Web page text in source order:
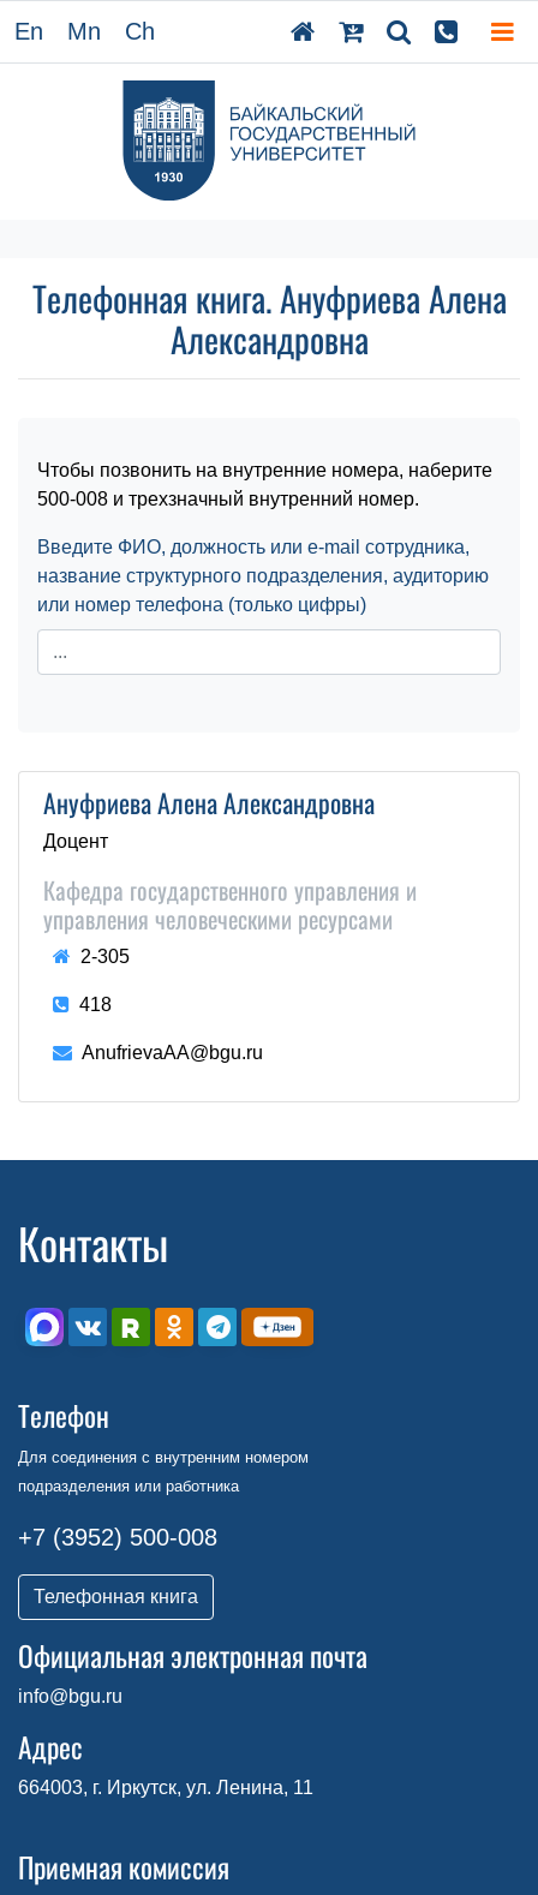
En Mn Ch
Телефонная книга. Ануфриева Алена
Александровна
Чтобы позвонить на внутренние номера, наберите
500-008 и трехзначный внутренний номер.
Введите ФИО, должность или e-mail сотрудника,
название структурного подразделения, аудиторию
или номер телефона (только цифры)
Ануфриева Алена Александровна
Доцент
Кафедра государственного управления и
управления человеческими ресурсами
2-305
418
AnufrievaAA@bgu.ru
Контакты
Телефон
Для соединения с внутренним номером
подразделения или работника
+7 (3952) 500-008
Телефонная книга
Официальная электронная почта
info@bgu.ru
Адрес
664003, г. Иркутск, ул. Ленина, 11
Приемная комиссия